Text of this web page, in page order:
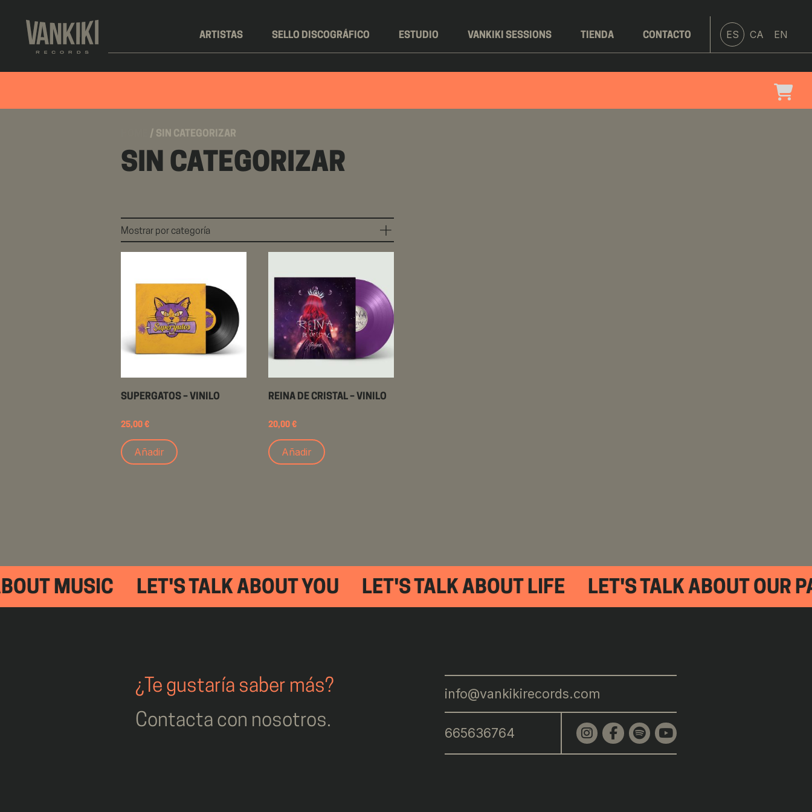
ARTISTAS SELLO DISCOGRÁFICO ESTUDIO VANKIKI SESSIONS TIENDA CONTACTO ES CA EN
/ SIN CATEGORIZAR
SIN CATEGORIZAR
Mostrar por categoría
SUPERGATOS – VINILO
25,00 €
Añadir
REINA DE CRISTAL – VINILO
20,00 €
Añadir
MUSIC LET'S TALK ABOUT YOU LET'S TALK ABOUT LIFE LET'S TALK ABOUT OUR
¿Te gustaría saber más?
Contacta con nosotros.
info@vankikirecords.com
665636764